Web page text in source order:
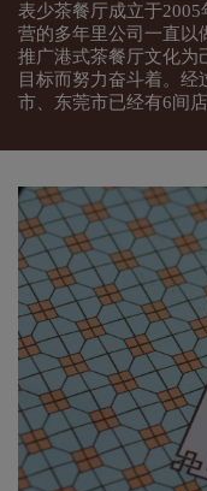
表少茶餐厅成立于
营的多年里公司一直以
推广港式茶餐厅文化为
目标而努力奋斗着。经
市、东莞市已经有6间店